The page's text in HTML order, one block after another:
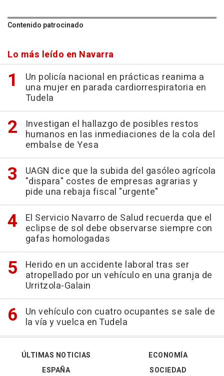
Contenido patrocinado
Lo más leído en Navarra
Un policía nacional en prácticas reanima a
una mujer en parada cardiorrespiratoria en
Tudela
Investigan el hallazgo de posibles restos
humanos en las inmediaciones de la cola del
embalse de Yesa
UAGN dice que la subida del gasóleo agrícola
"dispara" costes de empresas agrarias y
pide una rebaja fiscal "urgente"
El Servicio Navarro de Salud recuerda que el
eclipse de sol debe observarse siempre con
gafas homologadas
Herido en un accidente laboral tras ser
atropellado por un vehículo en una granja de
Urritzola-Galain
Un vehículo con cuatro ocupantes se sale de
la vía y vuelca en Tudela
ÚLTIMAS NOTICIAS
ESPAÑA
ECONOMÍA
SOCIEDAD